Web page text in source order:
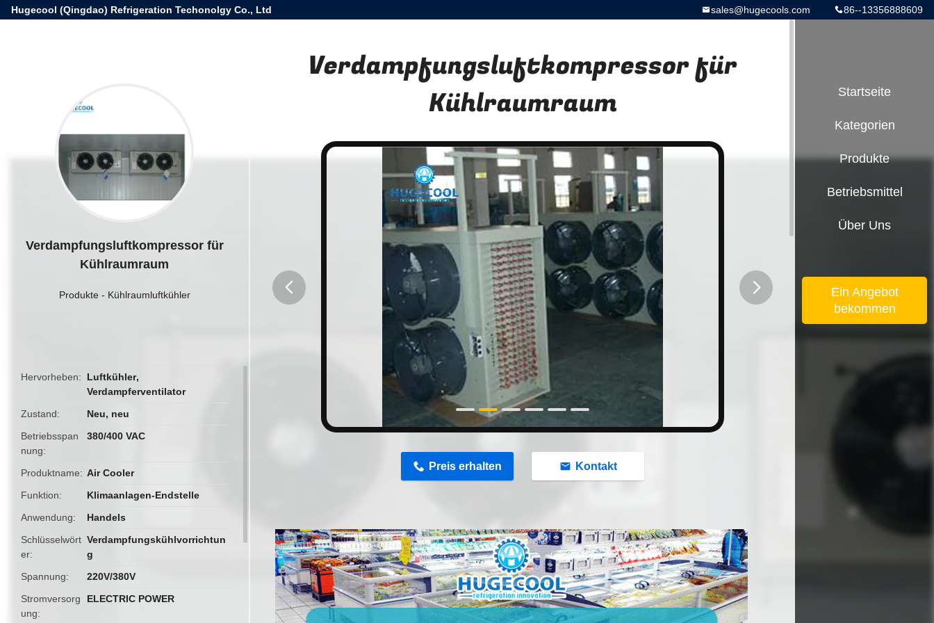
Hugecool (Qingdao) Refrigeration Techonolgy Co., Ltd 86--13356888609
sales@hugecools.com
Verdampfungsluftkompressor für
Kühlraumraum
Produkte - Kühlraumluftkühler
Hervorheben Luftkühler,
Verdampferventilator
Zustand
Neu, neu
Betriebsspan
nung
380/400 VAC
Produktname
Air Cooler
Funktion
Klimaanlagen-Endstelle
Anwendung
Handels
Schlüsselwört
er
Verdampfungskühlvorrichtun
g
Spannung
220V/380V
Stromversorg
ung
ELECTRIC POWER
Verdampfungsluftkompressor für
Kühlraumraum
Preis erhalten Kontakt
Startseite
Kategorien
Produkte
Betriebsmittel
Über Uns
Ein Angebot
bekommen